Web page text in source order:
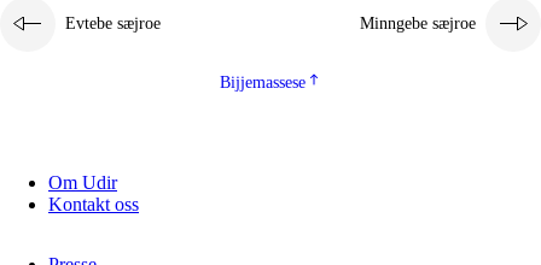
Evtebe sæjroe Minngebe sæjroe
Bijjemassese
Om Udir
Kontakt oss